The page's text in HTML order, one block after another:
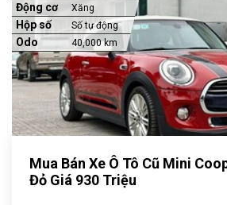
Động cơ Xăng
Hộp số Số tự động
Odo 40,000 km
Mua Bán Xe Ô Tô Cũ Mini
Đỏ Giá 930 Triệu